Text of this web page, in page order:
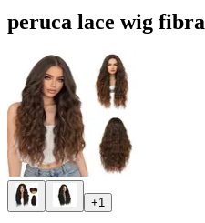
peruca lace wig fibra
+1